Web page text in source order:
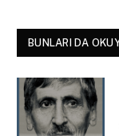
BUNLARI DA